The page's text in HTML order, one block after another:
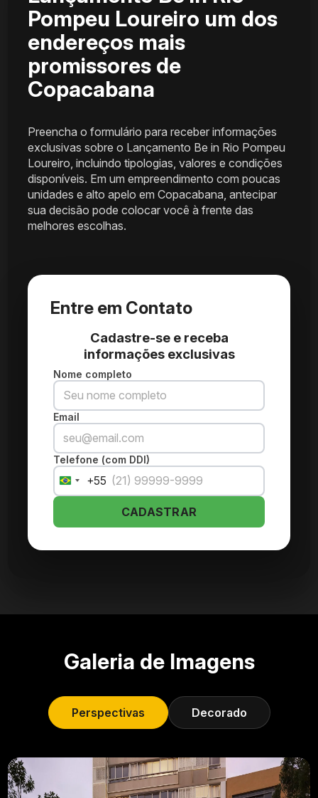
Pompeu Loureiro um dos
endereços mais
promissores de
Copacabana
Preencha o formulário para receber informações
exclusivas sobre o Lançamento Be in Rio Pompeu
Loureiro, incluindo tipologias, valores e condições
disponíveis. Em um empreendimento com poucas
unidades e alto apelo em Copacabana, antecipar
sua decisão pode colocar você à frente das
melhores escolhas.
Entre em Contato
Cadastre-se e receba
informações exclusivas
Nome completo
Email
Telefone (com DDI)
Brazil
+55
+55
CADASTRAR
Galeria de Imagens
Perspectivas Decorado